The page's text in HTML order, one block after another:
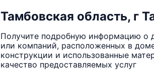
Тамбовская область, г
Получите подробную информацию о
или компаний, расположенных в
конструкции и использованные
качество предоставляемых услуг